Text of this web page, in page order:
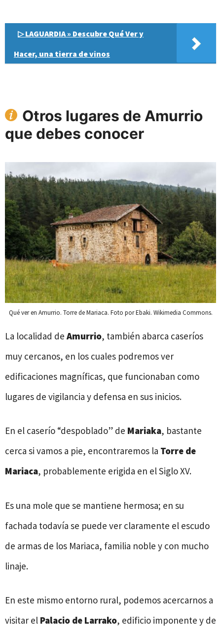
▷ LAGUARDIA » Descubre Qué Ver y
Hacer, una tierra de vinos
Otros lugares de Amurrio
que debes conocer
Qué ver en Amurrio. Torre de Mariaca. Foto por Ebaki. Wikimedia Commons.
La localidad de Amurrio, también abarca caseríos
muy cercanos, en los cuales podremos ver
edificaciones magníficas, que funcionaban como
lugares de vigilancia y defensa en sus inicios.
En el caserío “despoblado” de Mariaka, bastante
cerca si vamos a pie, encontraremos la Torre de
Mariaca, probablemente erigida en el Siglo XV.
Es una mole que se mantiene hermosa; en su
fachada todavía se puede ver claramente el escudo
de armas de los Mariaca, familia noble y con mucho
linaje.
En este mismo entorno rural, podemos acercarnos a
visitar el Palacio de Larrako, edificio imponente y de